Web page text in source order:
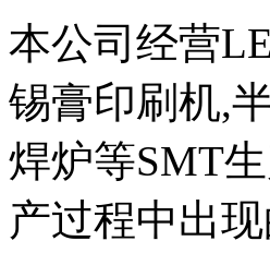
本公司经营
锡膏印刷机,
焊炉等SMT
产过程中出